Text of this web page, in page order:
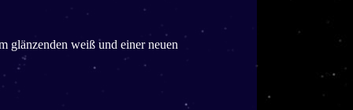
glänzenden weiß und einer neuen